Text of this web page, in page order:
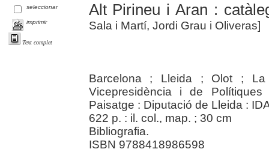
seleccionar
imprimir
Text complet
Alt Pirineu i Aran :
Sala i Martí, Jordi Grau i Oliveras]
Barcelona ; Lleida ; Olot ;
Vicepresidència i de
Paisatge : Diputació de Lleida :
622 p. : il. col., map. ; 30 cm
Bibliografia.
ISBN 9788418986598